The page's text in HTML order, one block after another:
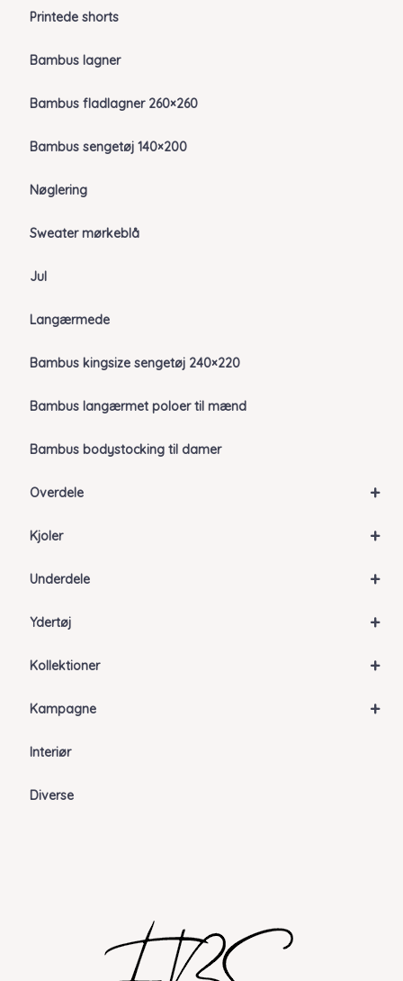
Printede shorts
Bambus lagner
Bambus fladlagner 260×260
Bambus sengetøj 140×200
Nøglering
Sweater mørkeblå
Jul
Langærmede
Bambus kingsize sengetøj 240×220
Bambus langærmet poloer til mænd
Bambus bodystocking til damer
+
Overdele
+
Kjoler
+
Underdele
+
Ydertøj
+
Kollektioner
+
Kampagne
Interiør
Diverse